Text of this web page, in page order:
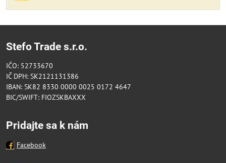
Stefo Trade s.r.o.
IČO: 52733670
IČ DPH: SK2121131386
IBAN: SK82 8330 0000 0025 0172 4647
BIC/SWIFT: FIOZSKBAXXX
Pridajte sa k nám
Facebook